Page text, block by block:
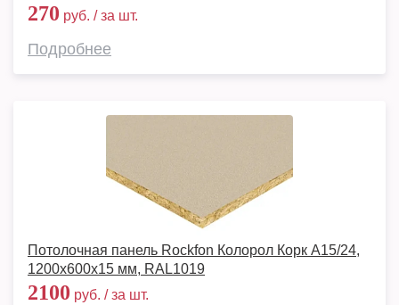
270 руб. / за шт.
Подробнее
Потолочная панель Rockfon Колорол Корк A15/24,
1200х600х15 мм, RAL1019
2100 руб. / за шт.